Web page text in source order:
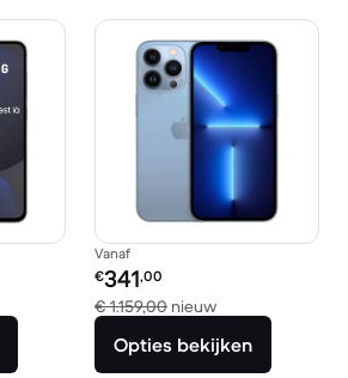
met € 889,00 nieuw
Vanaf
Refurbished prijs:
€341,00
€ 1.159,00 nieuwVergeleken met
Opties bekijken